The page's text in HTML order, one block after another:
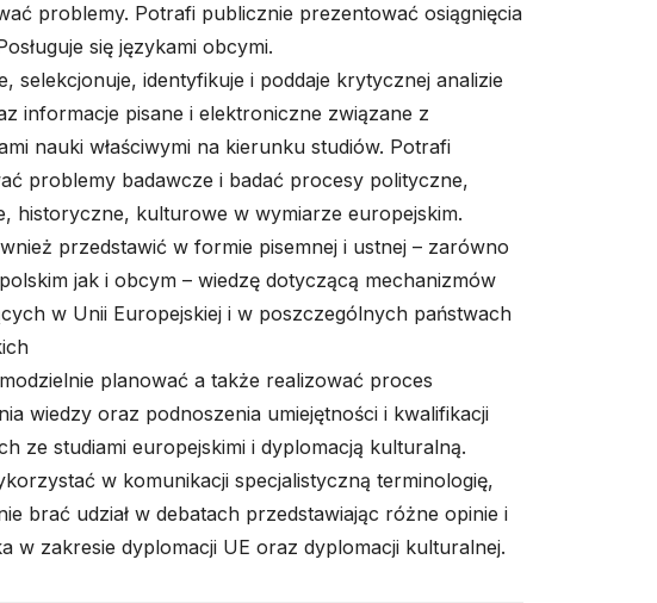
problemy. Potrafi publicznie prezentować osiągnięcia
się językami obcymi.
selekcjonuje, identyfikuje i poddaje krytycznej analizie
informacje pisane i elektroniczne związane z
nauki właściwymi na kierunku studiów. Potrafi
problemy badawcze i badać procesy polityczne,
historyczne, kulturowe w wymiarze europejskim.
przedstawić w formie pisemnej i ustnej – zarówno
jak i obcym – wiedzę dotyczącą mechanizmów
w Unii Europejskiej i w poszczególnych państwach
planować a także realizować proces
wiedzy oraz podnoszenia umiejętności i kwalifikacji
ze studiami europejskimi i dyplomacją kulturalną.
w komunikacji specjalistyczną terminologię,
brać udział w debatach przedstawiając różne opinie i
w zakresie dyplomacji UE oraz dyplomacji kulturalnej.